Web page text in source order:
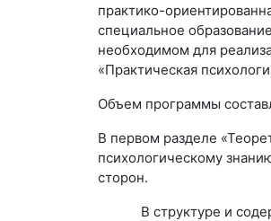
практико-
специальное
необходимом для
«Практическая
Объем программы
В первом разделе
психологическому
сторон.
В структуре и